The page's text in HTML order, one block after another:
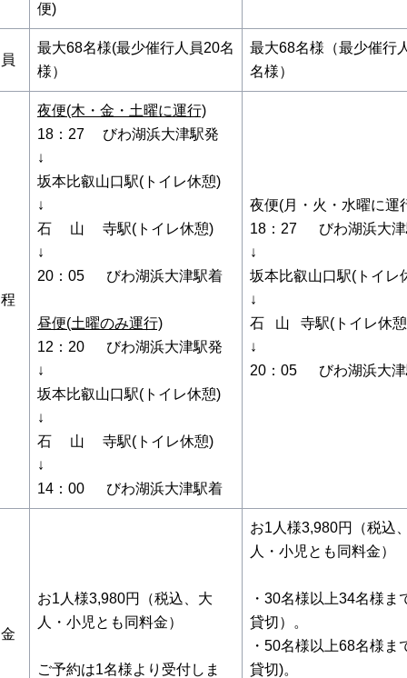
便)
最大68名様(最少催行人員20名
様）
最大68名様（最少催行
名様）
夜便(木・金・土曜に運行)
18：27 びわ湖浜大津駅発
↓
坂本比叡山口駅(トイレ休憩)
↓
石 山 寺駅(トイレ休憩)
↓
20：05 びわ湖浜大津駅着
昼便(土曜のみ運行)
12：20 びわ湖浜大津駅発
↓
坂本比叡山口駅(トイレ休憩)
↓
石 山 寺駅(トイレ休憩)
↓
14：00 びわ湖浜大津駅着
夜便(月・火・水曜に運
18：27 びわ湖浜大津
↓
坂本比叡山口駅(トイレ
↓
石 山 寺駅(トイレ休
↓
20：05 びわ湖浜大津
お1人様3,980円（税込、大
人・小児とも同料金）
ご予約は1名様より受付しま
お1人様3,980円（税込
人・小児とも同料金）
・30名様以上34名様ま
貸切）。
・50名様以上68名様ま
貸切)。